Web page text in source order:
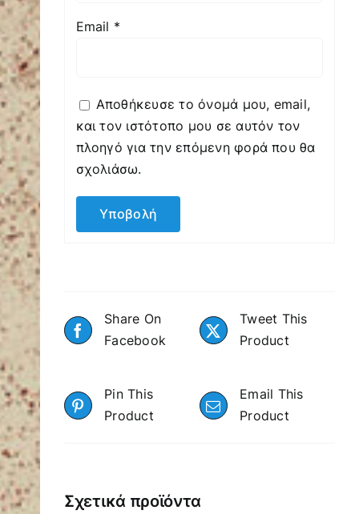
Email *
Αποθήκευσε το όνομά μου, email,
και τον ιστότοπο μου σε αυτόν τον
πλοηγό για την επόμενη φορά που θα
σχολιάσω.
Share On
Facebook
Tweet This
Product
Pin This
Product
Email This
Product
Σχετικά προϊόντα